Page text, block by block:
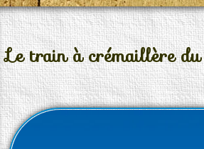
Le train à crémaillère